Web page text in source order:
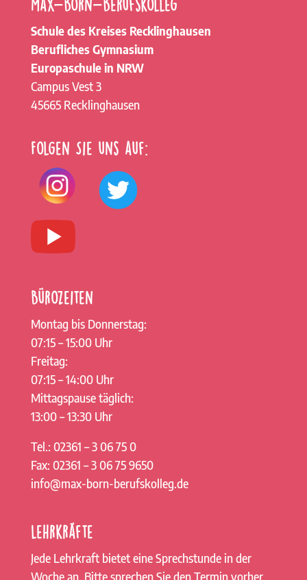
Max-Born-Berufskolleg
Schule des Kreises Recklinghausen
Berufliches Gymnasium
Europaschule in NRW
Campus Vest 3
45665 Recklinghausen
Folgen Sie uns auf:
Bürozeiten
Montag bis Donnerstag:
07:15 – 15:00 Uhr
Freitag:
07:15 – 14:00 Uhr
Mittagspause täglich:
13:00 – 13:30 Uhr
Tel.: 02361 – 3 06 75 0
Fax: 02361 – 3 06 75 9650
info@max-born-berufskolleg.de
Lehrkräfte
Jede Lehrkraft bietet eine Sprechstunde in der
Woche an. Bitte sprechen Sie den Termin vorher